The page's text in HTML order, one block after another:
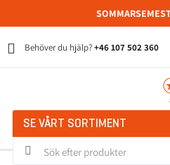
Behöver du hjälp?+46 107 502 360
SE VÅRT SORTIMENT